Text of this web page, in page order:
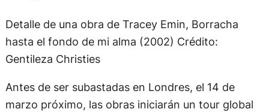
Detalle de una obra de Tracey Emin, Borracha
hasta el fondo de mi alma (2002) Crédito:
Gentileza Christies
Antes de ser subastadas en Londres, el 14 de
marzo próximo, las obras iniciarán un tour global